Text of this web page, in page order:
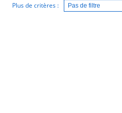
Plus de critères :